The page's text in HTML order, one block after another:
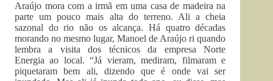
Araújo mora com a irmã em uma casa de madeira na
parte um pouco mais alta do terreno. Ali a cheia
sazonal do rio não os alcança. Há quatro décadas
morando no mesmo lugar, Manoel de Araújo ri quando
lembra a visita dos técnicos da empresa Norte
Energia ao local. “Já vieram, mediram, filmaram e
piquetaram bem ali, dizendo que é onde vai ser